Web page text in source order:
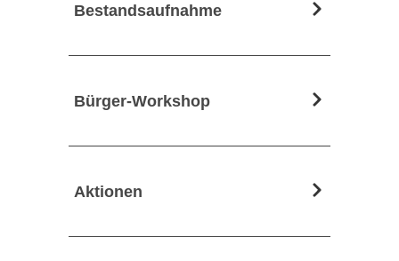
Bestandsaufnahme
Bürger-Workshop
Aktionen